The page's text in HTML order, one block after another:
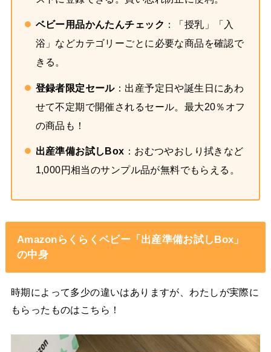
ベビー用品かんたんチェック ：「授乳」「入
浴」などカテゴリーごとに必要な商品を確認で
きる。
登録者限定セール：出産予定日や誕生日にあわ
せて不定期で開催されるセール。最大20％オフ
の商品も！
出産準備お試しBox ：おむつやおしり拭きなど
1,000円相当のサンプル品が無料でもらえる。
Amazonらくらくベビー「出産準備お試しBox」
の中身
時期によって多少の違いはありますが、わたしが実際に
もらったものはこちら！